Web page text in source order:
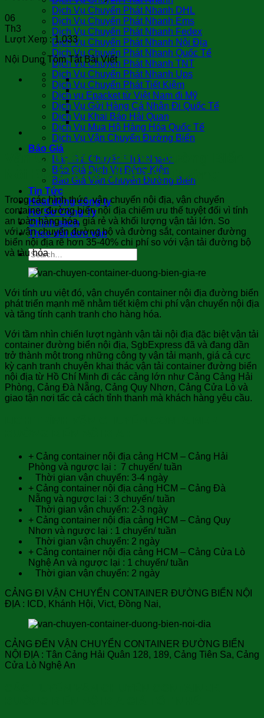
Dịch Vụ Chuyển Phát Nhanh DHL
Dịch Vụ Chuyển Phát Nhanh Ems
Dịch Vụ Chuyển Phát Nhanh Fedex
Dịch Vụ Chuyển Phát Nhanh Nội Địa
Dịch Vụ Chuyển Phát Nhanh Quốc Tế
Dịch Vụ Chuyển Phát Nhanh TNT
Dịch Vụ Chuyển Phát Nhanh Ups
Dịch Vụ Chuyển Phát Tiết Kiệm
Dịch vụ Epacket từ Việt Nam đi Mỹ
Dịch Vụ Gửi Hàng Cá Nhân Đi Quốc Tế
Dịch Vụ Khai Báo Hải Quan
Dịch Vụ Mua Hộ Hàng Hóa Quốc Tế
Dịch Vụ Vận Chuyển Đường Biển
Báo Giá
Báo Giá Chuyển Phát Nhanh
Báo Giá Dịch Vụ Đóng Kiện
Báo Giá Vận Chuyển Đường Biển
Tin Tức
Hoạt động công ty
Hồ Sơ Công Ty
Chính sách
Theo dõi đơn vận
06
Th3
Lượt Xem : 1.033
Nội Dung Tóm Tắt Bài Viết
Vận Chuyển Container Đường Biển
Nội Địa Giá Rẻ Nhất Thị Trường
Trong các hình thức vận chuyển nội địa, vận chuyển
container đường biển nội địa chiếm ưu thế tuyệt đối vì tính
an toàn hàng hóa, giá rẻ và khối lượng vận tải lớn. So
với vận chuyển đường bộ và đường sắt, container đường
biển nội địa rẽ hơn 35-40% chi phí so với vận tải đường bộ
và tàu hỏa
Với tính ưu việt đó, vận chuyển container nội địa đường biển
phát triển mạnh mẽ nhằm tiết kiệm chi phí vận chuyển nội địa
và tăng tính cạnh tranh cho hàng hóa.
Với tầm nhìn chiến lượt ngành vận tải nội địa đặc biệt vận tải
container đường biển nội địa, SgbExpress đã và đang dần
trở thành một trong những công ty vận tải mạnh, giá cả cực
kỳ cạnh tranh chuyên khai thác vận tải container đường biển
nội địa từ Hồ Chí Minh đi các cảng lớn như Cảng Cảng Hải
Phòng, Cảng Đà Nẵng, Cảng Quy Nhơn, Cảng Cửa Lò và
giao tận nơi tấc cả cách tỉnh thanh mà khách hàng yêu cầu.
+ Cảng container nội địa cảng HCM – Cảng Hải
Phòng và ngược lại : 7 chuyến/ tuần
Thời gian vận chuyển: 3-4 ngày
+ Cảng container nội địa cảng HCM – Cảng Đà
Nẵng và ngược lại : 3 chuyến/ tuần
Thời gian vận chuyển: 2-3 ngày
+ Cảng container nội địa cảng HCM – Cảng Quy
Nhơn và ngược lại : 1 chuyến/ tuần
Thời gian vận chuyển: 2 ngày
+ Cảng container nội địa cảng HCM – Cảng Cửa Lò
Nghệ An và ngược lại : 1 chuyến/ tuần
Thời gian vận chuyển: 2 ngày
CẢNG ĐI VẬN CHUYỂN CONTAINER ĐƯỜNG BIỂN NỘI
ĐỊA : ICD, Khánh Hội, Vict, Đồng Nai,
CẢNG ĐẾN VẬN CHUYỂN CONTAINER ĐƯỜNG BIỂN
NỘI ĐỊA : Tân Cảng Hải Quân 128, 189, Cảng Tiên Sa, Cảng
Cửa Lò Nghệ An